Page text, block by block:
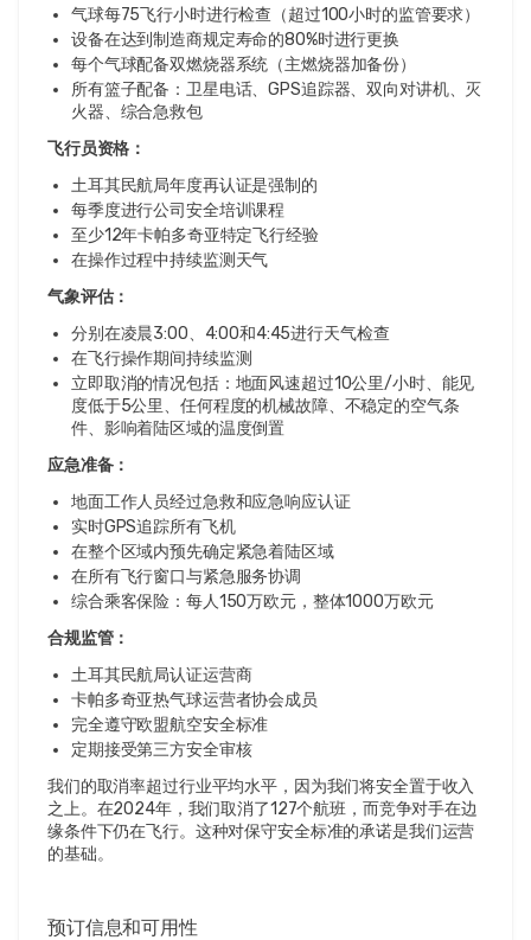
气球每75飞行小时进行检查（超过100小时的监管要求）
设备在达到制造商规定寿命的80%时进行更换
每个气球配备双燃烧器系统（主燃烧器加备份）
所有篮子配备：卫星电话、GPS追踪器、双向对讲机、灭
火器、综合急救包
飞行员资格：
土耳其民航局年度再认证是强制的
每季度进行公司安全培训课程
至少12年卡帕多奇亚特定飞行经验
在操作过程中持续监测天气
气象评估：
分别在凌晨3:00、4:00和4:45进行天气检查
在飞行操作期间持续监测
立即取消的情况包括：地面风速超过10公里/小时、能见
度低于5公里、任何程度的机械故障、不稳定的空气条
件、影响着陆区域的温度倒置
应急准备：
地面工作人员经过急救和应急响应认证
实时GPS追踪所有飞机
在整个区域内预先确定紧急着陆区域
在所有飞行窗口与紧急服务协调
综合乘客保险：每人150万欧元，整体1000万欧元
合规监管：
土耳其民航局认证运营商
卡帕多奇亚热气球运营者协会成员
完全遵守欧盟航空安全标准
定期接受第三方安全审核
我们的取消率超过行业平均水平，因为我们将安全置于收入
之上。在2024年，我们取消了127个航班，而竞争对手在边
缘条件下仍在飞行。这种对保守安全标准的承诺是我们运营
的基础。
预订信息和可用性